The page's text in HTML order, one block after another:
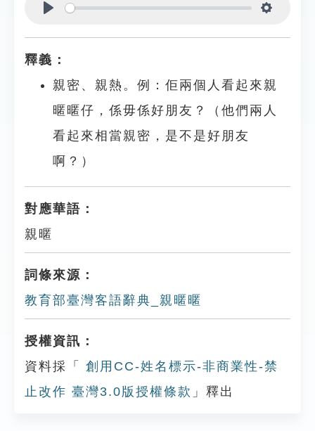
釋義：
親密、親熱。例：佢兩個人看起來親
暱暱仔，係毋係好朋友？（他們兩人
看起來相當親密，是不是好朋友
啊？）
對應華語：
親暱
詞條來源：
教育部臺灣客語辭典_親暱暱
授權資訊：
資料採「
創用CC-姓名標示-非商業性-禁
止改作 臺灣3.0版授權條款 」釋出